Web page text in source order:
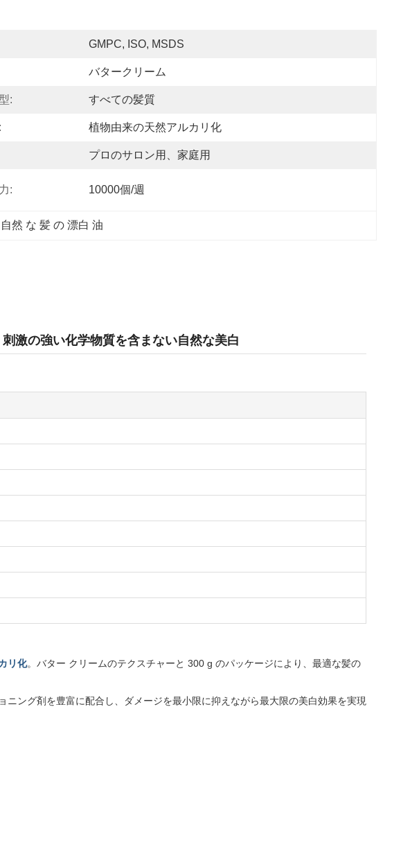
GMPC, ISO, MSDS
バタークリーム
: すべての髪質
植物由来の天然アルカリ化
プロのサロン用、家庭用
: 10000個/週
自然 な 髪 の 漂白 油
激の強い化学物質を含まない自然な美白
リ化。バター クリームのテクスチャーと 300 g のパッケージにより、最適な髪の
ング剤を豊富に配合し、ダメージを最小限に抑えながら最大限の美白効果を実現